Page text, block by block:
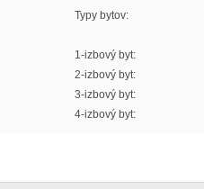
Typy bytov:
1-izbový byt:
2-izbový byt:
3-izbový byt:
4-izbový byt: